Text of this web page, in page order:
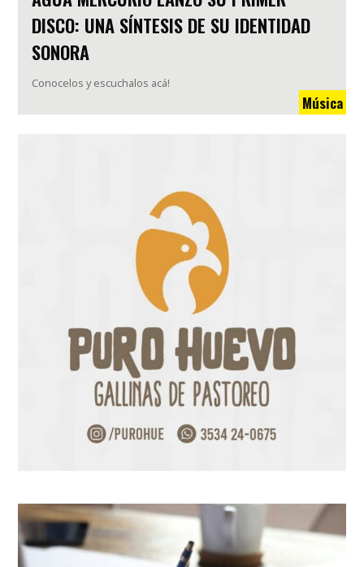
DISCO: UNA SÍNTESIS DE SU IDENTIDAD
SONORA
Conocelos y escuchalos acá!
Música